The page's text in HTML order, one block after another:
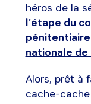
héros de la
l'étape du
pénitentiaire
nationale
Alors, prêt à
cache-